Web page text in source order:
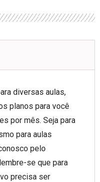
diversas aulas,
planos para você
por mês. Seja para
para aulas
pelo
se que para
precisa ser